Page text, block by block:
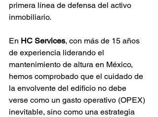
primera línea de defensa del activo
inmobiliario.
En HC Services, con más de 15 años
de experiencia liderando el
mantenimiento de altura en México,
hemos comprobado que el cuidado de
la envolvente del edificio no debe
verse como un gasto operativo (OPEX)
inevitable, sino como una estrategia